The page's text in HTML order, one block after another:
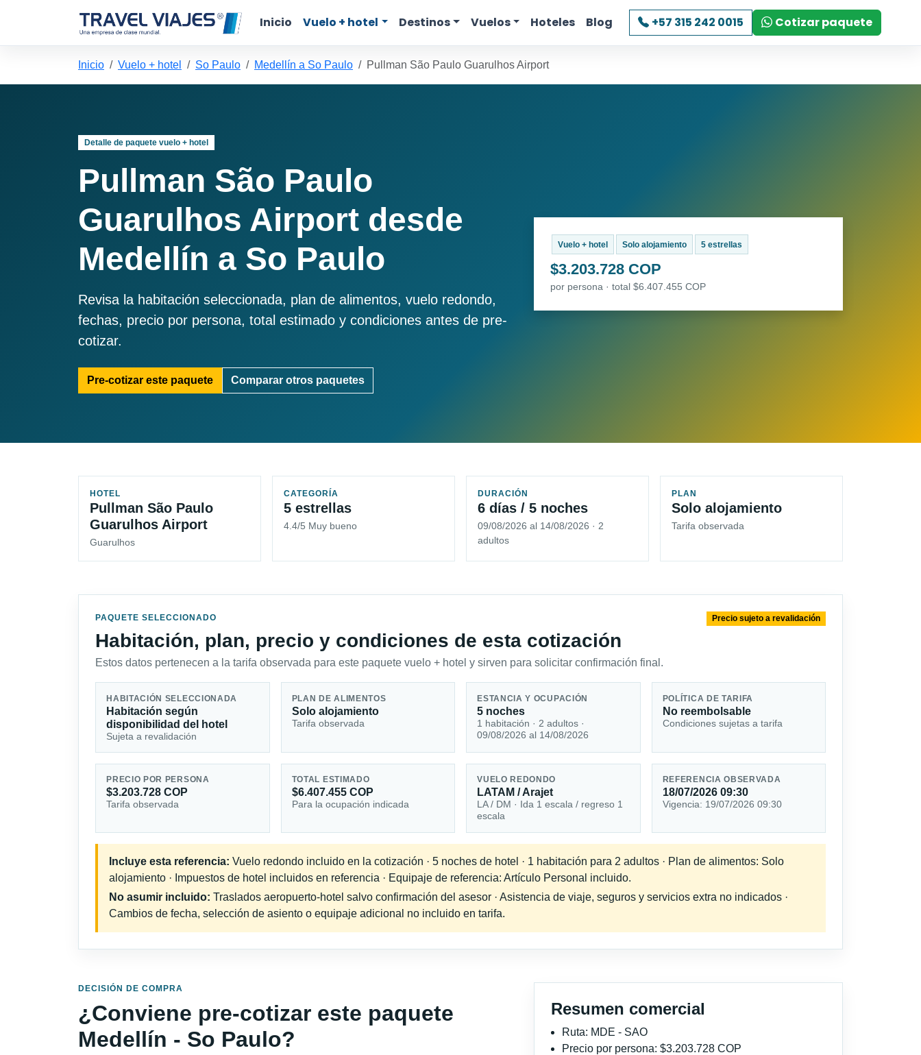
Inicio Vuelo + hotel Destinos Vuelos Hoteles Blog +57 315 242 0015 Cotizar paquete
Inicio Vuelo + hotel So Paulo Medellín a So Paulo Pullman São Paulo Guarulhos Airport
Detalle de paquete vuelo + hotel
Pullman São Paulo
Guarulhos Airport desde
Medellín a So Paulo
Revisa la habitación seleccionada, plan de alimentos, vuelo redondo,
fechas, precio por persona, total estimado y condiciones antes de pre-
cotizar.
Pre-cotizar este paquete Comparar otros paquetes
Vuelo + hotel Solo alojamiento 5 estrellas
$3.203.728 COP
por persona · total $6.407.455 COP
HOTEL
Pullman São Paulo
Guarulhos Airport
Guarulhos
CATEGORÍA
5 estrellas
4.4/5 Muy bueno
DURACIÓN
6 días / 5 noches
09/08/2026 al 14/08/2026 · 2
adultos
PLAN
Solo alojamiento
Tarifa observada
PAQUETE SELECCIONADO
Habitación, plan, precio y condiciones de esta cotización
Estos datos pertenecen a la tarifa observada para este paquete vuelo + hotel y sirven para solicitar confirmación final.
Precio sujeto a revalidación
HABITACIÓN SELECCIONADA
Habitación según
disponibilidad del hotel
Sujeta a revalidación
PLAN DE ALIMENTOS
Solo alojamiento
Tarifa observada
ESTANCIA Y OCUPACIÓN
5 noches
1 habitación · 2 adultos ·
09/08/2026 al 14/08/2026
POLÍTICA DE TARIFA
No reembolsable
Condiciones sujetas a tarifa
PRECIO POR PERSONA
$3.203.728 COP
Tarifa observada
TOTAL ESTIMADO
$6.407.455 COP
Para la ocupación indicada
VUELO REDONDO
LATAM / Arajet
LA / DM · Ida 1 escala / regreso 1
escala
REFERENCIA OBSERVADA
18/07/2026 09:30
Vigencia: 19/07/2026 09:30
Incluye esta referencia: Vuelo redondo incluido en la cotización · 5 noches de hotel · 1 habitación para 2 adultos · Plan de alimentos: Solo
alojamiento · Impuestos de hotel incluidos en referencia · Equipaje de referencia: Artículo Personal incluido.
No asumir incluido: Traslados aeropuerto-hotel salvo confirmación del asesor · Asistencia de viaje, seguros y servicios extra no indicados ·
Cambios de fecha, selección de asiento o equipaje adicional no incluido en tarifa.
DECISIÓN DE COMPRA
¿Conviene pre-cotizar este paquete
Medellín - So Paulo?
Resumen comercial
Ruta: MDE - SAO
Precio por persona: $3.203.728 COP